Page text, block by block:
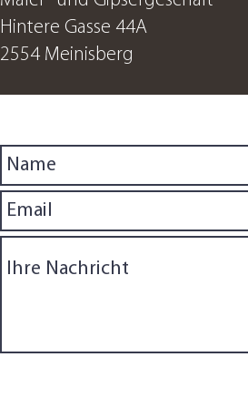
Hintere Gasse 44A
2554 Meinisberg